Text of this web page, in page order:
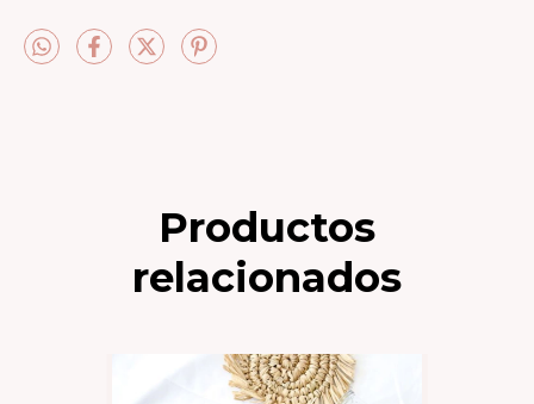
Productos
relacionados